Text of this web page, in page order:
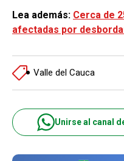
Lea además: Cerca de
afectadas por
Valle del Cauca
Unirse al canal